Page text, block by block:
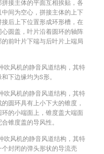
接主体的平面互相挨贴，各
间为空心，拼接主体的上下
后上下位置形成环形槽，在
圆盖，叶片沿着圆环的轴阵
前叶片下端与后叶片上端局
吹风机的静音风道结构，其特
下边缘均为S形。
吹风机的静音风道结构，其特
圆环具有上小下大的锥度，
的小端面上，锥度盖大端面
锥度盖的导风性。
吹风机的静音风道结构，其特
封闭的弹头形状的导流壳